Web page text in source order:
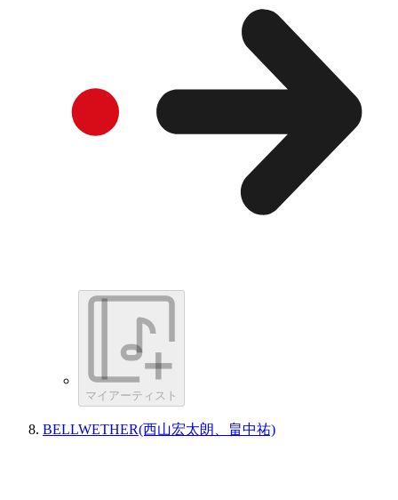
マイアーティスト
BELLWETHER(西山宏太朗、畠中祐)